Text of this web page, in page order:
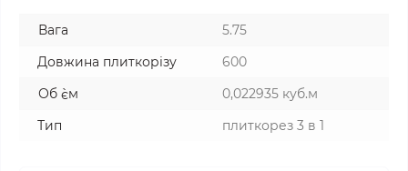
Вага
5.75
Довжина плиткорізу
600
Об `єм
0,022935 куб.м
Тип
плиткорез 3 в 1